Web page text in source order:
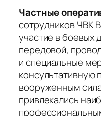
Частные
сотрудников ЧВК
участие в боевых
передовой,
и специальные
вооруженным
привлекались